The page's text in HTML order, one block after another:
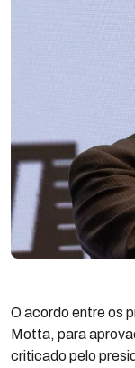
O acordo entre os
Motta, para
criticado pelo